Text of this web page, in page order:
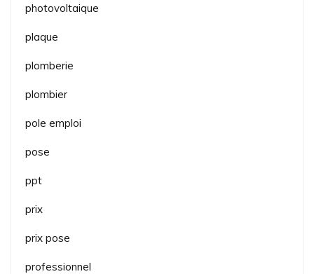
photovoltaique
plaque
plomberie
plombier
pole emploi
pose
ppt
prix
prix pose
professionnel